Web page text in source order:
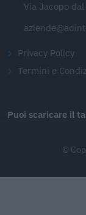
Via Jacopo
Privacy Policy
Termini e
Puoi scaricare il
©